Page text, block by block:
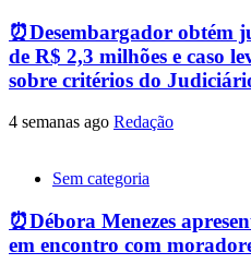
⏰Desembargador obtém
de R$ 2,3 milhões e caso
sobre critérios do
4 semanas ago Redação
Sem categoria
⏰Débora Menezes
em encontro com